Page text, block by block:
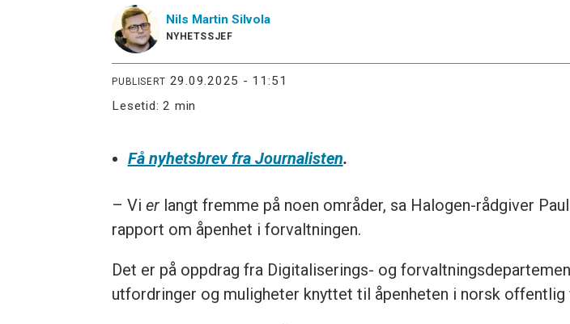
Nils Martin Silvola
NYHETSSJEF
PUBLISERT
29.09.2025 - 11:51
Lesetid:2 min
Få nyhetsbrev fra Journalisten.
– Vier langt fremme på noen områder, sa Halogen-rådgiver
rapport om åpenhet i forvaltningen.
Det er på oppdrag fra Digitaliserings- og
utfordringer og muligheter knyttet til åpenheten i norsk offentlig